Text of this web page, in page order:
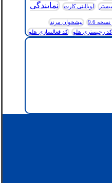
لویالیتی کارت
نمایندگی
9.6
پیشخوان مرند
کد رجیستری هلو کد فعالسازی هلو